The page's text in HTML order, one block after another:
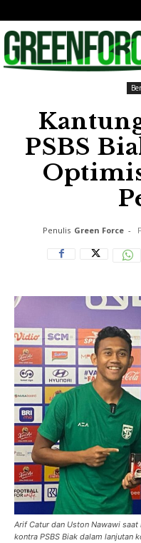
Beranda Berita Persebaya
PSBS
Penulis Green Force -
Arif Catur dan Uston Nawawi
kontra PSBS Biak dalam lanjutan